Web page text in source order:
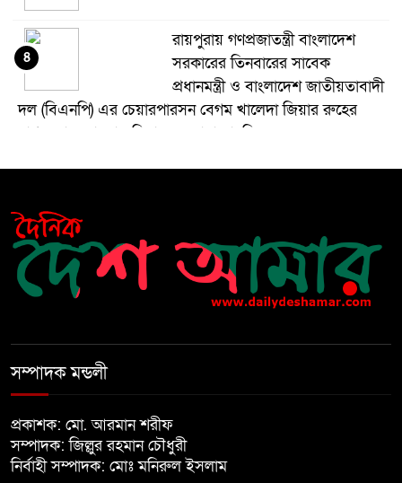
রায়পুরায় গণপ্রজাতন্ত্রী বাংলাদেশ
সরকারের তিনবারের সাবেক
প্রধানমন্ত্রী ও বাংলাদেশ জাতীয়তাবাদী
দল (বিএনপি) এর চেয়ারপারসন বেগম খালেদা জিয়ার রুহের
মাগফেরাত কামনায় মিলাদ ও দোয়া মাহফিল
৪
নির্বাচনের আগেই ফিরতে মরিয়া
‘পলাতক শক্তি’
৬
খালেদা জিয়ার শারীরিক অবস্থা এখনো
অনিশ্চিত
৮
সম্পাদক মন্ডলী
প্রকাশক: মো. আরমান শরীফ
সম্পাদক: জিল্লুর রহমান চৌধুরী
নির্বাহী সম্পাদক: মোঃ মনিরুল ইসলাম